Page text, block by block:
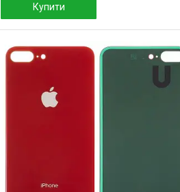
Купити